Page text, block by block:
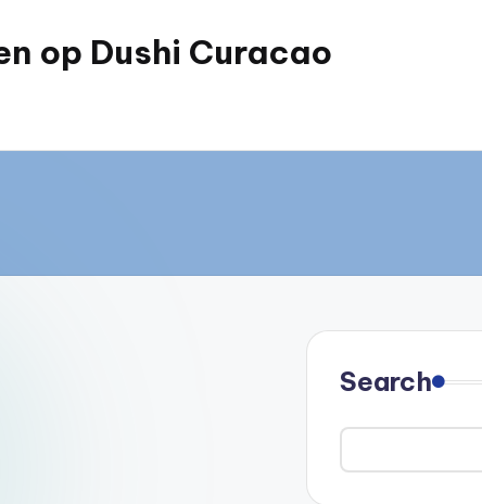
op Dushi Curacao
Search